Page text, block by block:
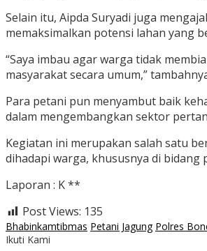
Selain itu, Aipda Suryadi juga
memaksimalkan potensi lahan yang
“Saya imbau agar warga tidak
masyarakat secara umum,”
Para petani pun menyambut baik
dalam mengembangkan sektor
Kegiatan ini merupakan salah satu
dihadapi warga, khususnya di bidang
Laporan : K **
Post Views: 135
Bhabinkamtibmas Petani Jagung Polres
Ikuti Kami